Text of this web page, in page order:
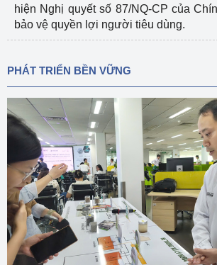
hiện Nghị quyết số 87/NQ-CP của
bảo vệ quyền lợi người tiêu dùng.
PHÁT TRIỂN BỀN VỮNG